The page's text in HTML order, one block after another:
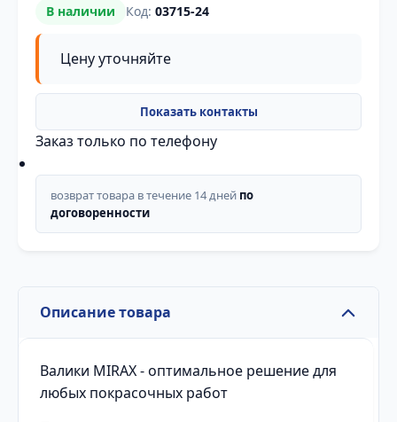
В наличии Код: 03715-24
Цену уточняйте
Заказ только по телефону
возврат товара в течение 14 дней по
договоренности
Описание товара
Валики MIRAX - оптимальное решение для
любых покрасочных работ